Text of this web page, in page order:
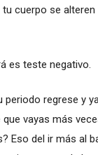
cuerpo se
es teste negativo.
periodo regrese y
vayas más
Eso del ir más al